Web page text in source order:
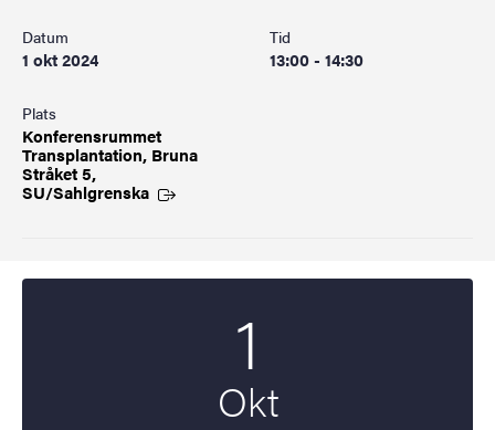
Datum
1 okt 2024
Tid
13:00 - 14:30
Plats
Konferensrummet
Transplantation, Bruna
Stråket 5,
SU/Sahlgrenska
1
Okt